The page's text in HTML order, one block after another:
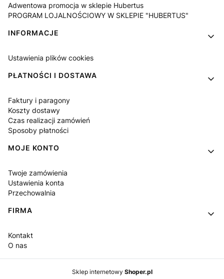
Adwentowa promocja w sklepie Hubertus
PROGRAM LOJALNOŚCIOWY W SKLEPIE "HUBERTUS"
INFORMACJE
Ustawienia plików cookies
PŁATNOŚCI I DOSTAWA
Faktury i paragony
Koszty dostawy
Czas realizacji zamówień
Sposoby płatności
MOJE KONTO
Twoje zamówienia
Ustawienia konta
Przechowalnia
FIRMA
Kontakt
O nas
Sklep internetowy Shoper.pl